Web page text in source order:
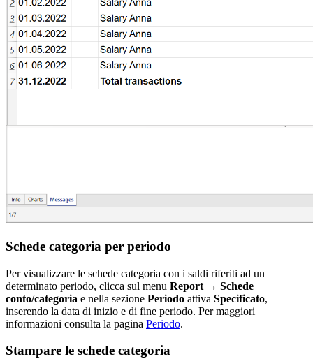
Schede categoria per periodo
Per visualizzare le schede categoria con i saldi riferiti ad un
determinato periodo, clicca sul menu Report → Schede
conto/categoria e nella sezione Periodo attiva Specificato,
inserendo la data di inizio e di fine periodo. Per maggiori
informazioni consulta la pagina Periodo.
Stampare le schede categoria